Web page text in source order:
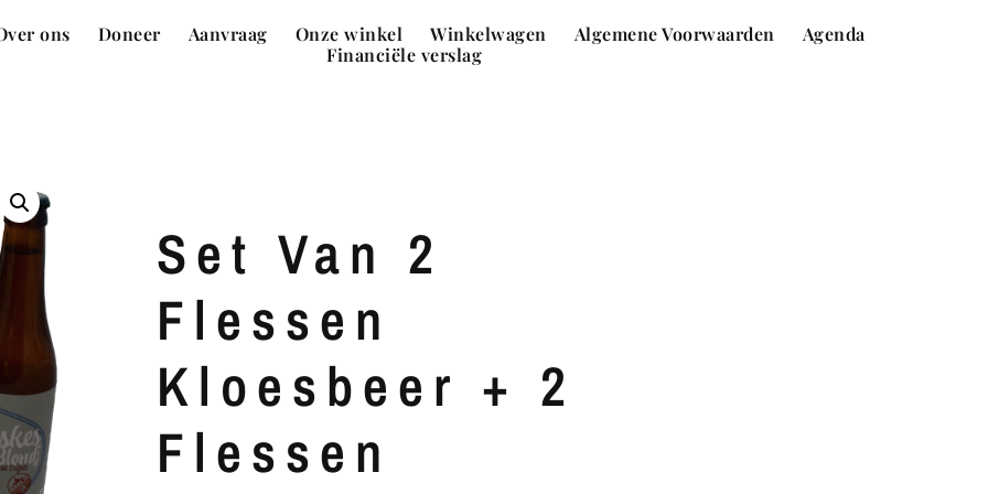
ons Doneer Aanvraag Onze winkel Winkelwagen Algemene Voorwaarden
Agenda
Financiële verslag
Set Van 2
Flessen
Kloesbeer + 2
Flessen